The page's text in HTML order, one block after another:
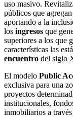
uso masivo.
públicos que
aportando a la
los ingresos que
superiores a los que
características las
encuentro del siglo
El modelo Public
exclusiva para una
proyectos
institucionales,
inmobiliarios a través